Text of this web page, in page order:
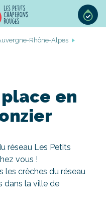
Rhône-Alpes
en
réseau Les Petits
vous !
les crèches du réseau
dans la ville de